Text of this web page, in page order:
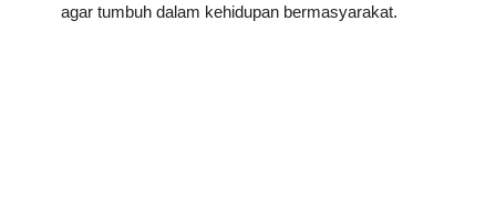
agar tumbuh dalam kehidupan bermasyarakat.